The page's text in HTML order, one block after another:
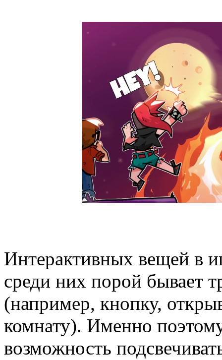
Интерактивных вещей в
среди них порой бывает
(например, кнопку,
комнату). Именно
возможность